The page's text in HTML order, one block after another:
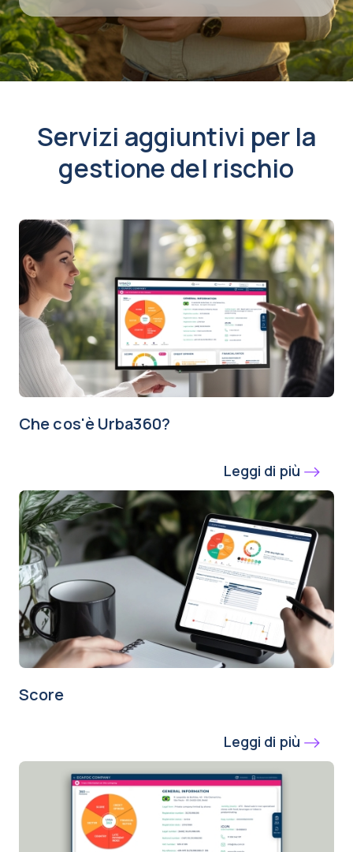
Servizi aggiuntivi per la
gestione del rischio
Che cos'è Urba360?
Leggi di più
Score
Leggi di più